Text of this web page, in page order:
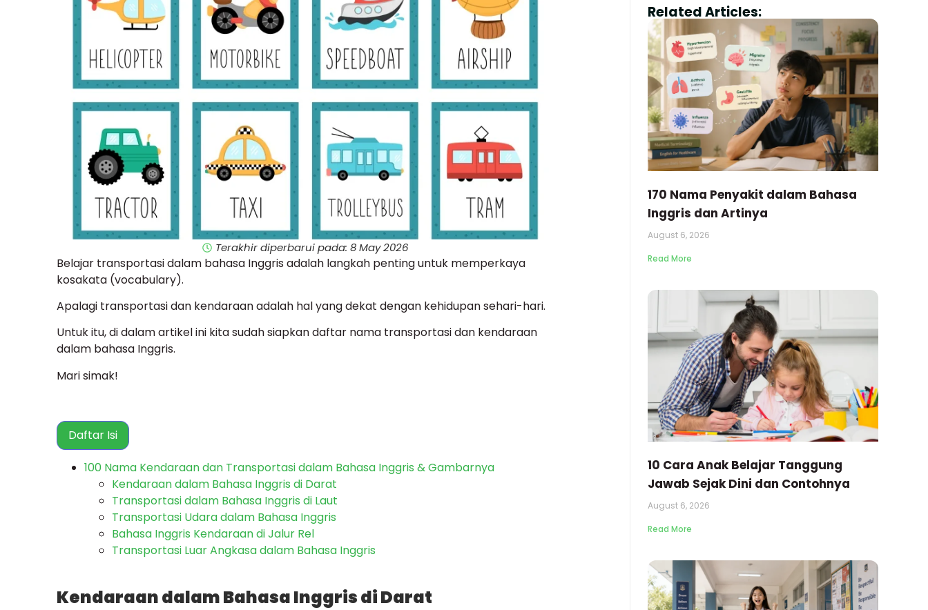
Terakhir diperbarui pada: 8 May 2026
Belajar transportasi dalam bahasa Inggris adalah langkah penting untuk memperkaya
kosakata (vocabulary).
Apalagi transportasi dan kendaraan adalah hal yang dekat dengan kehidupan sehari-hari.
Untuk itu, di dalam artikel ini kita sudah siapkan daftar nama transportasi dan kendaraan
dalam bahasa Inggris.
Mari simak!
Daftar Isi
100 Nama Kendaraan dan Transportasi dalam Bahasa Inggris & Gambarnya
Kendaraan dalam Bahasa Inggris di Darat
Transportasi dalam Bahasa Inggris di Laut
Transportasi Udara dalam Bahasa Inggris
Bahasa Inggris Kendaraan di Jalur Rel
Transportasi Luar Angkasa dalam Bahasa Inggris
Kendaraan dalam Bahasa Inggris di Darat
Related Articles:
170 Nama Penyakit dalam Bahasa
Inggris dan Artinya
August 6, 2026
Read More
10 Cara Anak Belajar Tanggung
Jawab Sejak Dini dan Contohnya
August 6, 2026
Read More